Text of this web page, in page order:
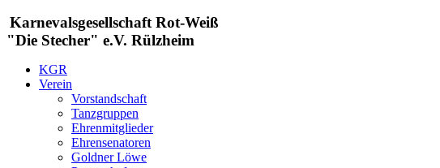
Karnevalsgesellschaft Rot-Weiß
"Die Stecher" e.V. Rülzheim
KGR
Verein
Vorstandschaft
Tanzgruppen
Ehrenmitglieder
Ehrensenatoren
Goldner Löwe